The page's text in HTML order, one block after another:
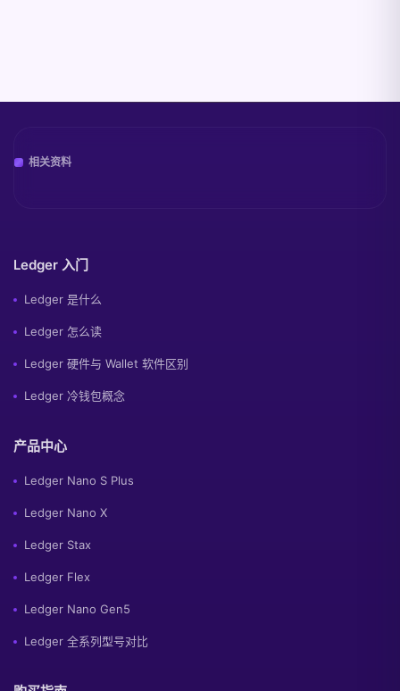
相关资料
Ledger 入门
Ledger 是什么
Ledger 怎么读
Ledger 硬件与 Wallet 软件区别
Ledger 冷钱包概念
产品中心
Ledger Nano S Plus
Ledger Nano X
Ledger Stax
Ledger Flex
Ledger Nano Gen5
Ledger 全系列型号对比